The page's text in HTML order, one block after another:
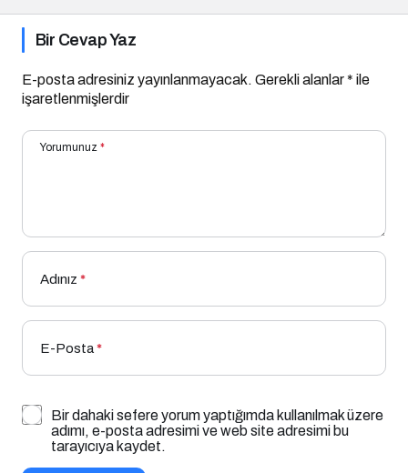
Bir Cevap Yaz
E-posta adresiniz yayınlanmayacak. Gerekli alanlar* ile
işaretlenmişlerdir
Yorumunuz *
Adınız *
E-Posta*
Bir dahaki sefere yorum yaptığımda kullanılmak üzere
adımı, e-posta adresimi ve web site adresimi bu
tarayıcıya kaydet.